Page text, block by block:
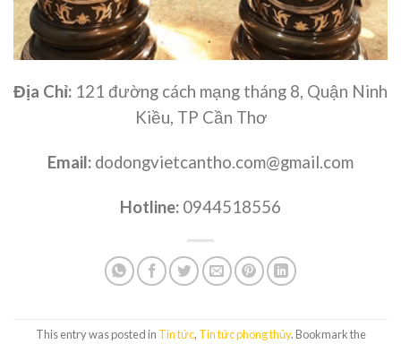
Địa Chỉ: 121 đường cách mạng tháng 8, Quận Ninh
Kiều, TP Cần Thơ
Email: dodongvietcantho.com@gmail.com
Hotline: 0944518556
This entry was posted in Tin tức, Tin tức phong thủy. Bookmark the